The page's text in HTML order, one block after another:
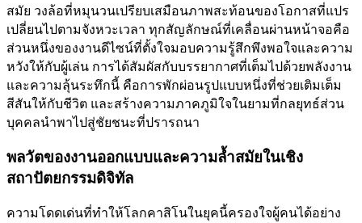
สมัย วงล้อที่หมุนวนเปรียบเสมือนภาพสะท้อนของโอกาสที่แปร
เปลี่ยนไปตามจังหวะเวลา ทุกสัญลักษณ์ที่เคลื่อนผ่านหน้าจอคือ
ส่วนหนึ่งของงานดีไซน์ที่ตั้งใจมอบความรู้สึกพึงพอใจและความ
หวังให้กับผู้เล่น การได้สัมผัสกับบรรยากาศที่เต็มไปด้วยพลังงาน
และความลุ้นระทึกนี้ คือการพักผ่อนรูปแบบหนึ่งที่ช่วยเติมเต็ม
สีสันให้กับชีวิต และสร้างความภาคภูมิใจในยามที่กลยุทธ์ส่วน
บุคคลนำพาไปสู่ชัยชนะที่ปรารถนา
พลวัตของงานออกแบบและความล้ำสมัยในเชิง
สถาปัตยกรรมดิจิทัล
ความโดดเด่นที่ทำให้โลกคาสิโนในยุคนี้ครองใจผู้คนได้อย่าง